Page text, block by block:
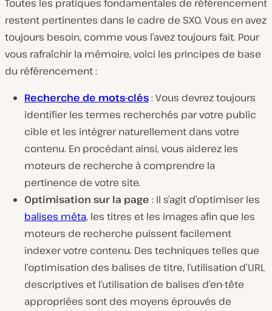
Toutes les pratiques fondamentales de référencement
restent pertinentes dans le cadre de SXO. Vous en avez
toujours besoin, comme vous l’avez toujours fait. Pour
vous rafraîchir la mémoire, voici les principes de base
du référencement :
Recherche de mots-clés: Vous devrez toujours
identifier les termes recherchés par votre public
cible et les intégrer naturellement dans votre
contenu. En procédant ainsi, vous aiderez les
moteurs de recherche à comprendre la
pertinence de votre site.
Optimisation sur la page : Il s’agit d’optimiser les
balises méta, les titres et les images afin que les
moteurs de recherche puissent facilement
indexer votre contenu. Des techniques telles que
l’optimisation des balises de titre, l’utilisation d’URL
descriptives et l’utilisation de balises d’en-tête
appropriées sont des moyens éprouvés de